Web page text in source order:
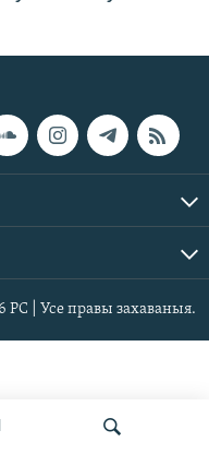
РС | Усе правы захаваныя.